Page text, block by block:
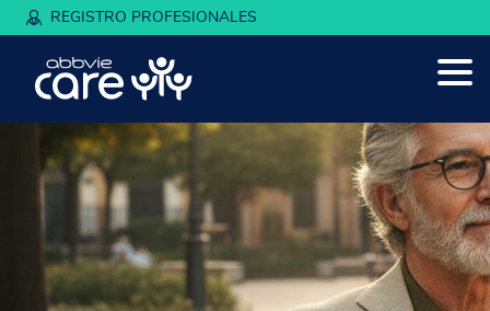
REGISTRO PROFESIONALES